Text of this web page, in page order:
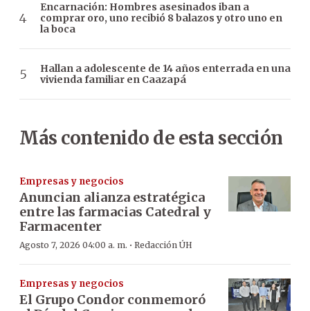
Encarnación: Hombres asesinados iban a
comprar oro, uno recibió 8 balazos y otro uno en
la boca
Hallan a adolescente de 14 años enterrada en una
vivienda familiar en Caazapá
Más contenido de esta sección
Empresas y negocios
Anuncian alianza estratégica
entre las farmacias Catedral y
Farmacenter
Agosto 7, 2026 04:00 a. m. · Redacción ÚH
Empresas y negocios
El Grupo Condor conmemoró